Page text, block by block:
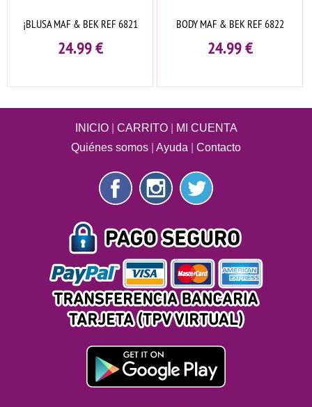
¡BLUSA MAF & BEK REF 6821
24.99€
BODY MAF & BEK REF 6822
24.99€
INICIO| CARRITO|
MI CUENTA
Quiénes somos
Ayuda Contacto